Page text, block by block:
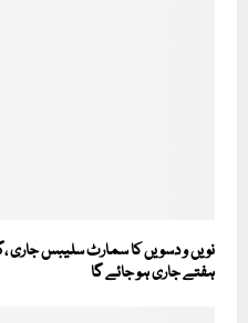
نویں و دسویں کا سمارٹ سلیبس جاری
ہفتے جاری ہو جائے گا